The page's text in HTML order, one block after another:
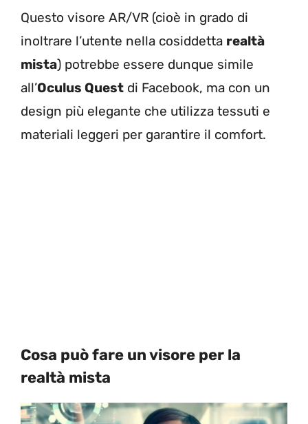
Questo visore AR/VR (cioè in grado di
inoltrare l’utente nella cosiddetta realtà
mista) potrebbe essere dunque simile
all’Oculus Quest di Facebook, ma con un
design più elegante che utilizza tessuti e
materiali leggeri per garantire il comfort.
Cosa può fare un visore per la
realtà mista